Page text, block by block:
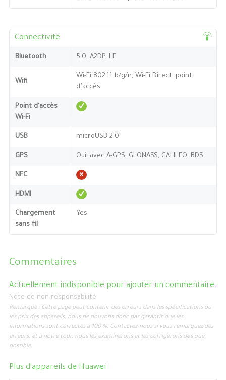
Connectivité
Bluetooth 5.0, A2DP, LE
Wifi
Wi-Fi 802.11 b/g/n, Wi-Fi Direct, point
d’accès
Point d'accès
Wi-Fi
USB microUSB 2.0
GPS Oui, avec A-GPS, GLONASS, GALILEO, BDS
NFC
HDMI
Chargement
sans fil
Yes
Commentaires
Actuellement indisponible pour ajouter un commentaire.
Note de non-responsabilité
Remarque : Cette page peut contenir des erreurs dans les spécifications ou
les prix des appareils, nous ne pouvons donc pas garantir que les
informations sont correctes à 100 %. Contactez-nous si vous remarquez des
erreurs, et à notre tour, nous les examinerons et les corrigerons dès que
possible.
Plus d'appareils de Huawei